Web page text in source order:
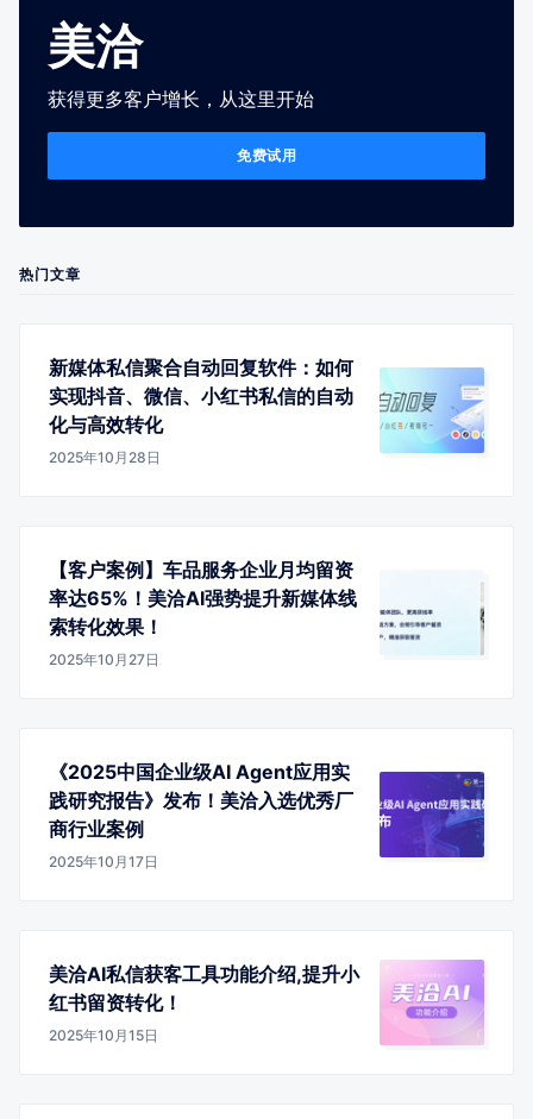
美洽
获得更多客户增长，从这里开始
免费试用
热门文章
新媒体私信聚合自动回复软件：如何
实现抖音、微信、小红书私信的自动
化与高效转化
2025年10月28日
【客户案例】车品服务企业月均留资
率达65%！美洽AI强势提升新媒体线
索转化效果！
2025年10月27日
《2025中国企业级AI Agent应用实
践研究报告》发布！美洽入选优秀厂
商行业案例
2025年10月17日
美洽AI私信获客工具功能介绍,提升小
红书留资转化！
2025年10月15日